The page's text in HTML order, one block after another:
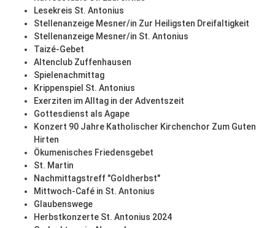
Lesekreis St. Antonius
Stellenanzeige Mesner/in Zur Heiligsten Dreifaltigkeit
Stellenanzeige Mesner/in St. Antonius
Taizé-Gebet
Altenclub Zuffenhausen
Spielenachmittag
Krippenspiel St. Antonius
Exerziten im Alltag in der Adventszeit
Gottesdienst als Agape
Konzert 90 Jahre Katholischer Kirchenchor Zum Guten
Hirten
Ökumenisches Friedensgebet
St. Martin
Nachmittagstreff "Goldherbst"
Mittwoch-Café in St. Antonius
Glaubenswege
Herbstkonzerte St. Antonius 2024